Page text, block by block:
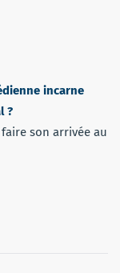
incarne
?
son arrivée au